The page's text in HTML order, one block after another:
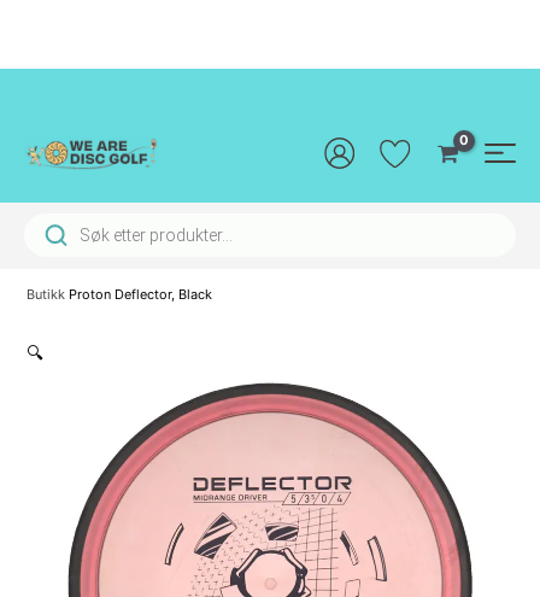
innholdet
Products search
Butikk Proton Deflector, Black
🔍